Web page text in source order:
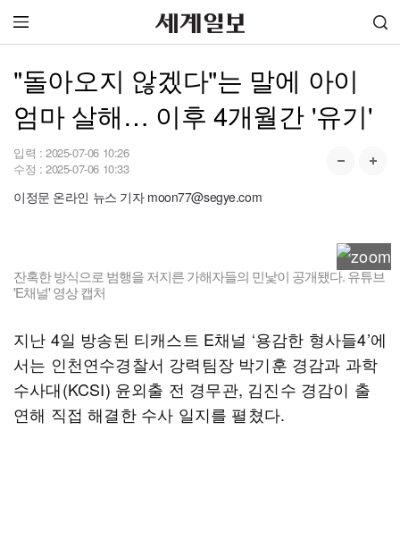
"돌아오지 않겠다"는 말에 아이
엄마 살해… 이후 4개월간 '유기'
입력 : 2025-07-06 10:26
수정 : 2025-07-06 10:33
이정문 온라인 뉴스 기자 moon77@segye.com
잔혹한 방식으로 범행을 저지른 가해자들의 민낯이 공개됐다. 유튜브
'E채널' 영상 캡처
지난 4일 방송된 티캐스트 E채널 ‘용감한 형사들4’에
서는 인천연수경찰서 강력팀장 박기훈 경감과 과학
수사대(KCSI) 윤외출 전 경무관, 김진수 경감이 출
연해 직접 해결한 수사 일지를 펼쳤다.